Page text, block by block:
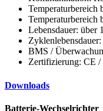
Lebensdauer: über
BMS /
Zertifizierung: CE
Downloads
Batterie-Wechselrichter